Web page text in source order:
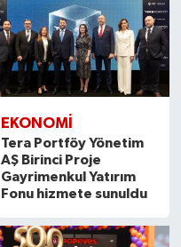
EKONOMI
Tera Portföy Yönetim
AŞ Birinci Proje
Gayrimenkul Yatırım
Fonu hizmete sunuldu